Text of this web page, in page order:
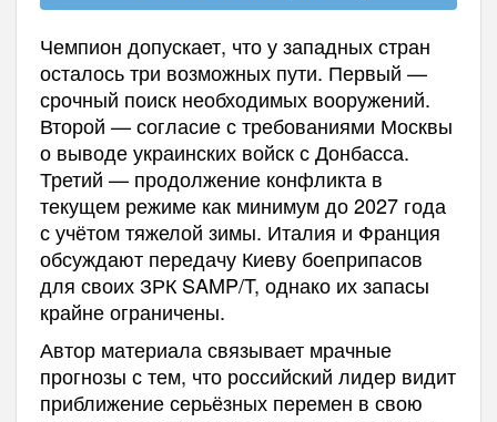
Чемпион допускает, что у западных стран
осталось три возможных пути. Первый —
срочный поиск необходимых вооружений.
Второй — согласие с требованиями Москвы
о выводе украинских войск с Донбасса.
Третий — продолжение конфликта в
текущем режиме как минимум до 2027 года
с учётом тяжелой зимы. Италия и Франция
обсуждают передачу Киеву боеприпасов
для своих ЗРК SAMP/T, однако их запасы
крайне ограничены.
Автор материала связывает мрачные
прогнозы с тем, что российский лидер видит
приближение серьёзных перемен в свою